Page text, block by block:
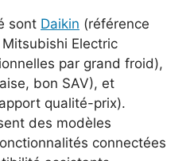
sont Daikin (référence
Electric
par grand froid),
bon SAV), et
qualité-prix).
des modèles
connectées